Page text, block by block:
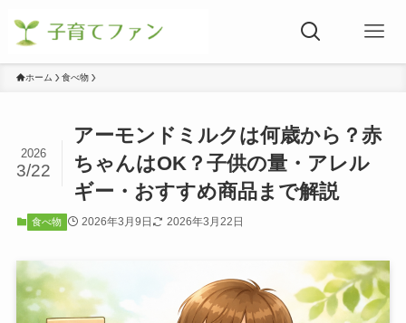
ホーム 食べ物
アーモンドミルクは何歳から？赤
ちゃんはOK？子供の量・アレル
ギー・おすすめ商品まで解説
2026
3/22
食べ物 2026年3月9日 2026年3月22日